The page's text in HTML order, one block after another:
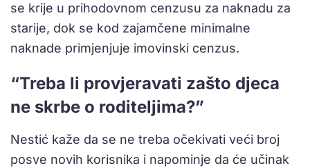
se krije u prihodovnom cenzusu za naknadu za
starije, dok se kod zajamčene minimalne
naknade primjenjuje imovinski cenzus.
“Treba li provjeravati zašto djeca
ne skrbe o roditeljima?”
Nestić kaže da se ne treba očekivati veći broj
posve novih korisnika i napominje da će učinak